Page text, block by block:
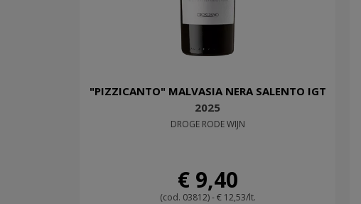
"PIZZICANTO" MALVASIA NERA SALENTO IGT
2025
DROGE RODE WIJN
€ 9,40
(cod. 03812) - € 12,53/lt.